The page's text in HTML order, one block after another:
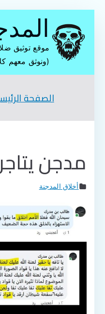
المحتوى
موقع توثيق
(ونوثق معهم
الصفحة
مدجن
أخلاق المدجنة